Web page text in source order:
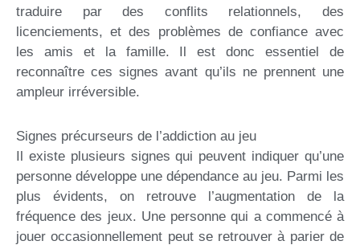
traduire par des conflits relationnels, des
licenciements, et des problèmes de confiance avec
les amis et la famille. Il est donc essentiel de
reconnaître ces signes avant qu’ils ne prennent une
ampleur irréversible.
Signes précurseurs de l’addiction au jeu
Il existe plusieurs signes qui peuvent indiquer qu’une
personne développe une dépendance au jeu. Parmi les
plus évidents, on retrouve l’augmentation de la
fréquence des jeux. Une personne qui a commencé à
jouer occasionnellement peut se retrouver à parier de